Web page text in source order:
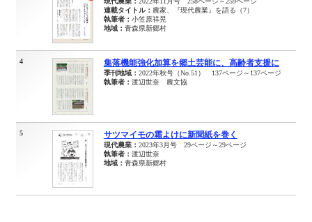
連載タイトル： 農家、『現代農業』を語る（7）
執筆者： 小笠原祥晃
地域： 青森県新郷村
4 集落機能強化加算を郷土芸能に、高齢者支援に
季刊地域： 2022年秋号（No.51） 137ページ～137ページ
執筆者： 渡辺世奈 農文協
5 サツマイモの霜よけに新聞紙を巻く
現代農業： 2023年3月号 29ページ～29ページ
執筆者： 渡辺世奈
地域： 青森県新郷村